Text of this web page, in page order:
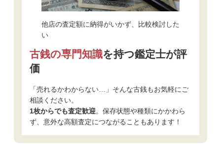
他店の査定額に納得がいかず、比較検討した
い
古銭の専門知識を持つ鑑定士が評
価
「売れるかわからない…」そんな古銭もお気軽にご
相談ください。
1枚からでも査定歓迎。保存状態や種類にかかわら
ず、意外な高額査定につながることもあります！